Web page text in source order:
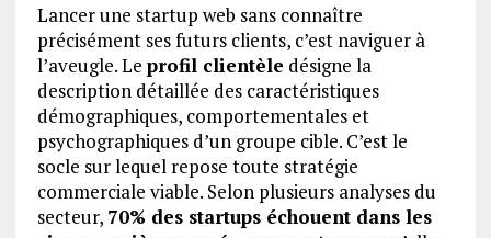
Lancer une startup web sans connaître
précisément ses futurs clients, c’est naviguer à
l’aveugle. Le profil clientèle désigne la
description détaillée des caractéristiques
démographiques, comportementales et
psychographiques d’un groupe cible. C’est le
socle sur lequel repose toute stratégie
commerciale viable. Selon plusieurs analyses du
secteur, 70% des startups échouent dans les